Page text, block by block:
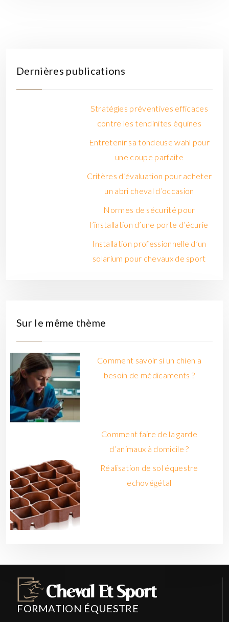
Dernières publications
Stratégies préventives efficaces
contre les tendinites équines
Entretenir sa tondeuse wahl pour
une coupe parfaite
Critères d’évaluation pour acheter
un abri cheval d’occasion
Normes de sécurité pour
l’installation d’une porte d’écurie
Installation professionnelle d’un
solarium pour chevaux de sport
Sur le même thème
Comment savoir si un chien a
besoin de médicaments ?
Comment faire de la garde
d’animaux à domicile ?
Réalisation de sol équestre
echovégétal
FORMATION ÉQUESTRE